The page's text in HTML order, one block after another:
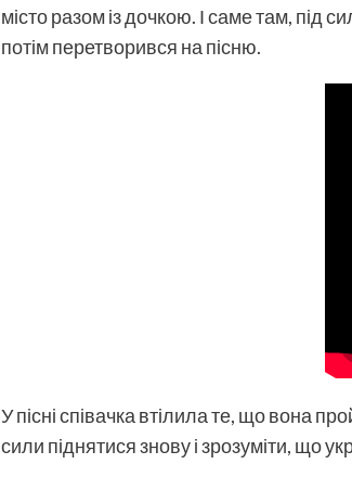
місто разом із дочкою. І саме там, під
потім перетворився на пісню.
У пісні співачка втілила те, що вона
сили піднятися знову і зрозуміти, що